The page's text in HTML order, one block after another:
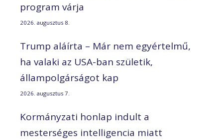
program várja
2026. augusztus 8.
Trump aláírta – Már nem egyértelmű,
ha valaki az USA-ban születik,
állampolgárságot kap
2026. augusztus 7.
Kormányzati honlap indult a
mesterséges intelligencia miatt